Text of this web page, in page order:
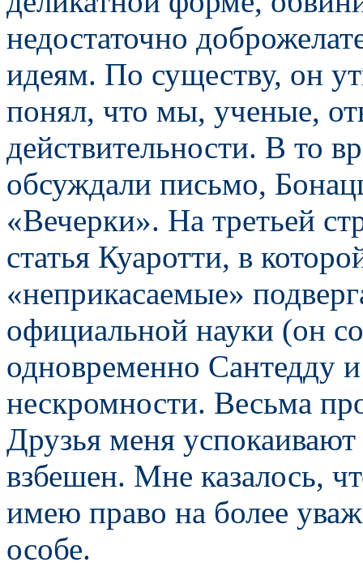
недостаточно
идеям. По существу, он
понял, что мы, ученые,
действительности. В то
обсуждали письмо,
«Вечерки». На третьей
статья Куаротти, в
«неприкасаемые»
официальной науки (он
одновременно Сантедду
нескромности. Весьма
Друзья меня
взбешен. Мне казалось,
имею право на более
особе.